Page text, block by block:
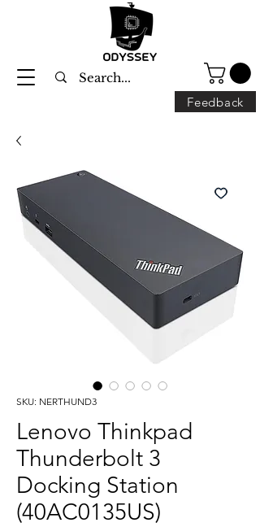
Feedback
SKU: NERTHUND3
Lenovo Thinkpad
Thunderbolt 3
Docking Station
(40AC0135US)